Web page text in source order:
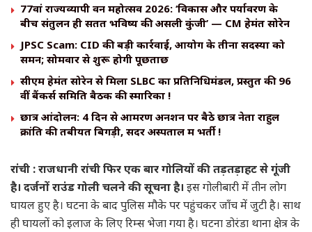
77वां राज्यव्यापी वन महोत्सव 2026: ‘विकास और पर्यावरण के
बीच संतुलन ही सतत भविष्य की असली कुंजी’ — CM हेमंत सोरेन
JPSC Scam: CID की बड़ी कार्रवाई, आयोग के तीनों सदस्यों को
समन; सोमवार से शुरू होगी पूछताछ
सीएम हेमंत सोरेन से मिला SLBC का प्रतिनिधिमंडल, प्रस्तुत की 96
वीं बैंकर्स समिति बैठक की स्मारिका !
छात्र आंदोलन: 4 दिन से आमरण अनशन पर बैठे छात्र नेता राहुल
क्रांति की तबीयत बिगड़ी, सदर अस्पताल में भर्ती !
रांची : राजधानी रांची फिर एक बार गोलियों की तड़तड़ाहट से गूंजी
है। दर्जनों राउंड गोली चलने की सूचना है। इस गोलीबारी में तीन लोग
घायल हुए है। घटना के बाद पुलिस मौके पर पहुंचकर जाँच में जुटी है। साथ
ही घायलों को इलाज के लिए रिम्स भेजा गया है। घटना डोरंडा थाना क्षेत्र के